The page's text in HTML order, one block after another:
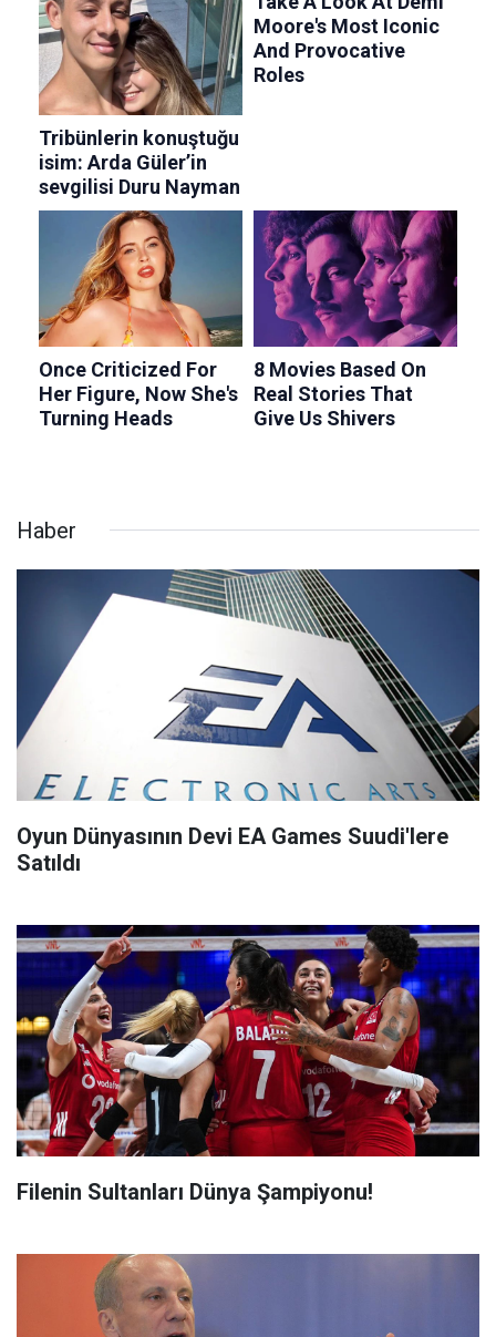
Haber
Oyun Dünyasının Devi EA Games Suudi'lere
Satıldı
Filenin Sultanları Dünya Şampiyonu!